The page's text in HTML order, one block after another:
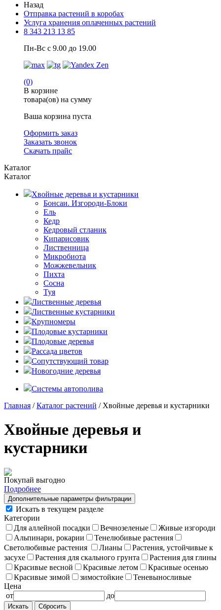
Назад
Отправка растений в коробах
Услуга хранения оплаченных растений
8 343 213 13 85
Пн-Вс с 9.00 до 19.00
(0)
В корзине
товара(ов) на сумму
Ваша корзина пуста
Оформить заказ
Заказать звонок
Скачать прайс
Каталог
Каталог
Хвойные деревья и кустарники
Бонсаи. Изгороди-Блоки
Ель
Кедр
Кедровый стланик
Кипарисовик
Лиственница
Микробиота
Можжевельник
Пихта
Сосна
Туя
Лиственные деревья
Лиственные кустарники
Крупномеры
Плодовые кустарники
Плодовые деревья
Рассада цветов
Сопутствующий товар
Новогодние деревья
Системы автополива
Главная /Каталог растений / Хвойные деревья и кустарники
Хвойные деревья и
кустарники
Покупай выгодно
Подробнее
Дополнительные параметры фильтрации
Искать в текущем разделе
Категории
Для аллейной посадки
Вечнозеленые
Живые изгороди
Альпинари, рокарии
Тенелюбивые растения
Светолюбивые растения
Лианы
Растения, устойчивые к
засухе
Растения для скального грунта
Растения для глины
Красивые весной
Красивые летом
Красивые осенью
Красивые зимой
зимостойкие
Теневыносливые
Цена
от
до
Сбросить